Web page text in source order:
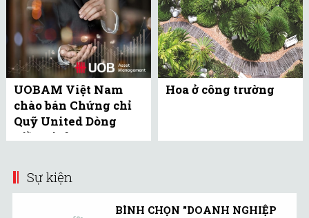
UOBAM Việt Nam
chào bán Chứng chỉ
Quỹ United Dòng
Tiền Linh Hoạt
Hoa ở công trường
Sự kiện
BÌNH CHỌN "DOANH NGHIỆP